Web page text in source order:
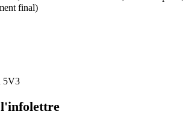
final)
5V3